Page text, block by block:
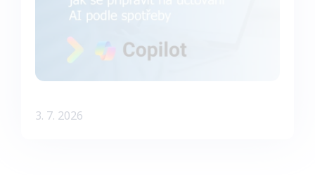
3. 7. 2026